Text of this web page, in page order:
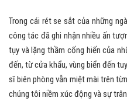
Trong cái rét se sắt của những
công tác đã ghi nhận nhiều ấn
tụy và lặng thầm cống hiến của
đến, từ cửa khẩu, vùng biển đến
sĩ biên phòng vẫn miệt mài trên
chúng tôi niềm xúc động và sự